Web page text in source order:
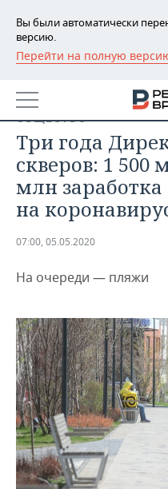
Вы были автоматически
версию.
Перейти на полную
РЕГИОНЫ
БАШКОРТОСТАН
УДМУРТИЯ
НОВОСТИ
НОВОСТИ АНАЛИТИКИ
ДЕКЛАРАЦИИ О
КОРОЛИ ГОСЗАКАЗА
ВУЗЫ ТАТАРСТАНА
КОМУ ПРИНАДЛЕЖАТ
ТОРГОВЫЕ ЦЕНТРЫ
ТАТАРСТАНА
ЭКОНОМИКА
НОВОСТИ ЭКОНОМИКИ
ФИНАНСЫ
БАНКИ
БЮДЖЕТ
ИНВЕСТИЦИИ
ПРОМЫШЛЕННОСТЬ
НОВОСТИ
АГРОПРОМ
МАШИНОСТРОЕНИЕ
НЕФТЕХИМИЯ
НЕФТЬ
ОПК
ЭНЕРГЕТИКА
НЕДВИЖИМОСТЬ
НОВОСТИ
АВТО
НОВОСТИ АВТО
БИЗНЕС
НОВОСТИ БИЗНЕСА
РОЗНИЧНАЯ ТОРГОВЛЯ
ТРАНСПОРТ
УСЛУГИ
ТЕХНОЛОГИИ
НОВОСТИ
IT
МЕДИА
МЕРОПРИЯТИЯ
НОВОСТИ
ВЫЕЗДНАЯ РЕДАКЦИЯ
СПОРТ
НОВОСТИ СПОРТА
ОБЩЕСТВО
ОБЩЕСТВО
Три года
скверов: 1 500
млн
на
07:00, 05.05.2020
На очереди — пляжи